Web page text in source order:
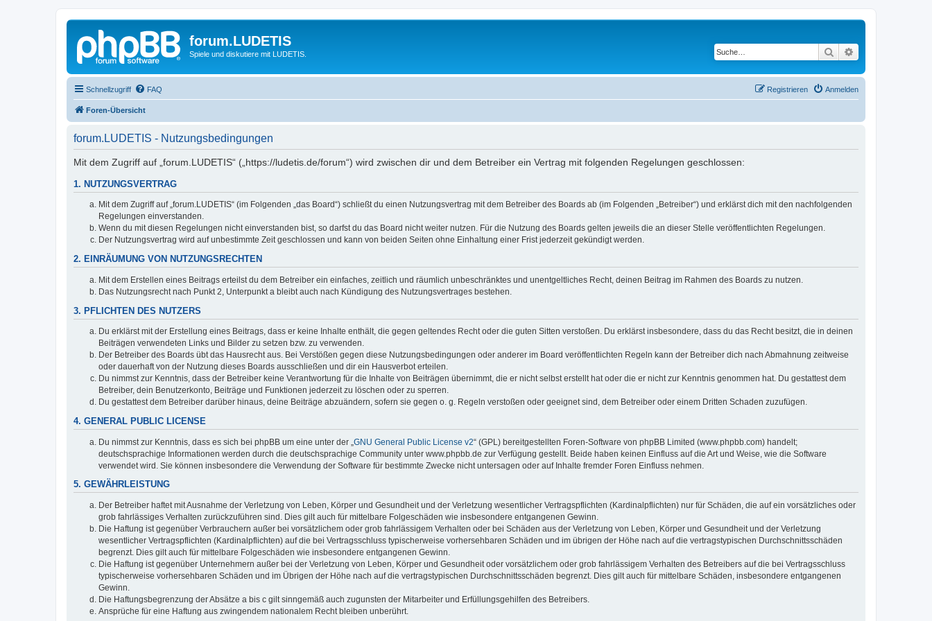
forum.LUDETIS
Spiele und diskutiere mit LUDETIS. Suche
Schnellzugriff FAQ Anmelden
Registrieren
Foren-Übersicht
forum.LUDETIS - Nutzungsbedingungen
Mit dem Zugriff auf „forum.LUDETIS“ („https://ludetis.de/forum“) wird zwischen dir und dem Betreiber ein Vertrag mit folgenden Regelungen geschlossen:
1. NUTZUNGSVERTRAG
Mit dem Zugriff auf „forum.LUDETIS“ (im Folgenden „das Board“) schließt du einen Nutzungsvertrag mit dem Betreiber des Boards ab (im Folgenden „Betreiber“) und erklärst dich mit den nachfolgenden
Regelungen einverstanden.
Wenn du mit diesen Regelungen nicht einverstanden bist, so darfst du das Board nicht weiter nutzen. Für die Nutzung des Boards gelten jeweils die an dieser Stelle veröffentlichten Regelungen.
Der Nutzungsvertrag wird auf unbestimmte Zeit geschlossen und kann von beiden Seiten ohne Einhaltung einer Frist jederzeit gekündigt werden.
2. EINRÄUMUNG VON NUTZUNGSRECHTEN
Mit dem Erstellen eines Beitrags erteilst du dem Betreiber ein einfaches, zeitlich und räumlich unbeschränktes und unentgeltliches Recht, deinen Beitrag im Rahmen des Boards zu nutzen.
Das Nutzungsrecht nach Punkt 2, Unterpunkt a bleibt auch nach Kündigung des Nutzungsvertrages bestehen.
3. PFLICHTEN DES NUTZERS
Du erklärst mit der Erstellung eines Beitrags, dass er keine Inhalte enthält, die gegen geltendes Recht oder die guten Sitten verstoßen. Du erklärst insbesondere, dass du das Recht besitzt, die in deinen
Beiträgen verwendeten Links und Bilder zu setzen bzw. zu verwenden.
Der Betreiber des Boards übt das Hausrecht aus. Bei Verstößen gegen diese Nutzungsbedingungen oder anderer im Board veröffentlichten Regeln kann der Betreiber dich nach Abmahnung zeitweise
oder dauerhaft von der Nutzung dieses Boards ausschließen und dir ein Hausverbot erteilen.
Du nimmst zur Kenntnis, dass der Betreiber keine Verantwortung für die Inhalte von Beiträgen übernimmt, die er nicht selbst erstellt hat oder die er nicht zur Kenntnis genommen hat. Du gestattest dem
Betreiber, dein Benutzerkonto, Beiträge und Funktionen jederzeit zu löschen oder zu sperren.
Du gestattest dem Betreiber darüber hinaus, deine Beiträge abzuändern, sofern sie gegen o. g. Regeln verstoßen oder geeignet sind, dem Betreiber oder einem Dritten Schaden zuzufügen.
4. GENERAL PUBLIC LICENSE
Du nimmst zur Kenntnis, dass es sich bei phpBB um eine unter der „ GNU General Public License v2“ (GPL) bereitgestellten Foren-Software von phpBB Limited (www.phpbb.com) handelt;
deutschsprachige Informationen werden durch die deutschsprachige Community unter www.phpbb.de zur Verfügung gestellt. Beide haben keinen Einfluss auf die Art und Weise, wie die Software
verwendet wird. Sie können insbesondere die Verwendung der Software für bestimmte Zwecke nicht untersagen oder auf Inhalte fremder Foren Einfluss nehmen.
5. GEWÄHRLEISTUNG
Der Betreiber haftet mit Ausnahme der Verletzung von Leben, Körper und Gesundheit und der Verletzung wesentlicher Vertragspflichten (Kardinalpflichten) nur für Schäden, die auf ein vorsätzliches oder
grob fahrlässiges Verhalten zurückzuführen sind. Dies gilt auch für mittelbare Folgeschäden wie insbesondere entgangenen Gewinn.
Die Haftung ist gegenüber Verbrauchern außer bei vorsätzlichem oder grob fahrlässigem Verhalten oder bei Schäden aus der Verletzung von Leben, Körper und Gesundheit und der Verletzung
wesentlicher Vertragspflichten (Kardinalpflichten) auf die bei Vertragsschluss typischerweise vorhersehbaren Schäden und im übrigen der Höhe nach auf die vertragstypischen Durchschnittsschäden
begrenzt. Dies gilt auch für mittelbare Folgeschäden wie insbesondere entgangenen Gewinn.
Die Haftung ist gegenüber Unternehmern außer bei der Verletzung von Leben, Körper und Gesundheit oder vorsätzlichem oder grob fahrlässigem Verhalten des Betreibers auf die bei Vertragsschluss
typischerweise vorhersehbaren Schäden und im Übrigen der Höhe nach auf die vertragstypischen Durchschnittsschäden begrenzt. Dies gilt auch für mittelbare Schäden, insbesondere entgangenen
Gewinn.
Die Haftungsbegrenzung der Absätze a bis c gilt sinngemäß auch zugunsten der Mitarbeiter und Erfüllungsgehilfen des Betreibers.
Ansprüche für eine Haftung aus zwingendem nationalem Recht bleiben unberührt.